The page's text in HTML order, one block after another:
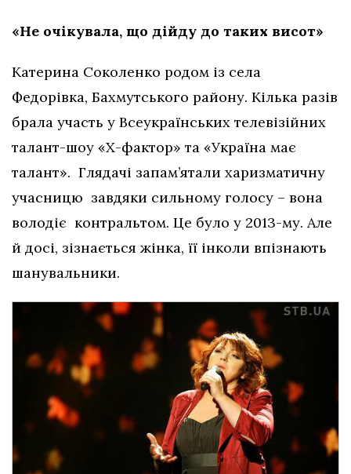
«Не очікувала, що дійду до таких висот»
Катерина Соколенко родом із села
Федорівка, Бахмутського району. Кілька разів
брала участь у Всеукраїнських телевізійних
талант-шоу «Х-фактор» та «Україна має
талант». Глядачі запам’ятали харизматичну
учасницю завдяки сильному голосу – вона
володіє контральтом. Це було у 2013-му. Але
й досі, зізнається жінка, її інколи впізнають
шанувальники.